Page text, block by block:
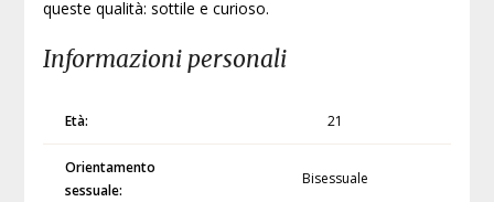
queste qualità: sottile e curioso.
Informazioni personali
Età: 21
Orientamento
sessuale:
Bisessuale